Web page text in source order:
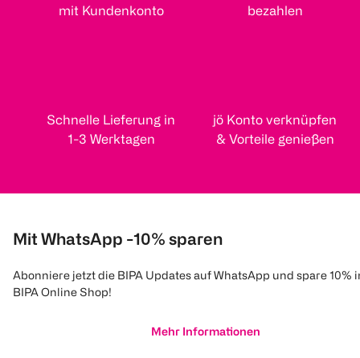
mit Kundenkonto
bezahlen
Schnelle Lieferung in
1-3 Werktagen
jö Konto verknüpfen
& Vorteile genießen
Mit WhatsApp -10% sparen
Abonniere jetzt die BIPA Updates auf WhatsApp und spare 10%
BIPA Online Shop!
Mehr Informationen